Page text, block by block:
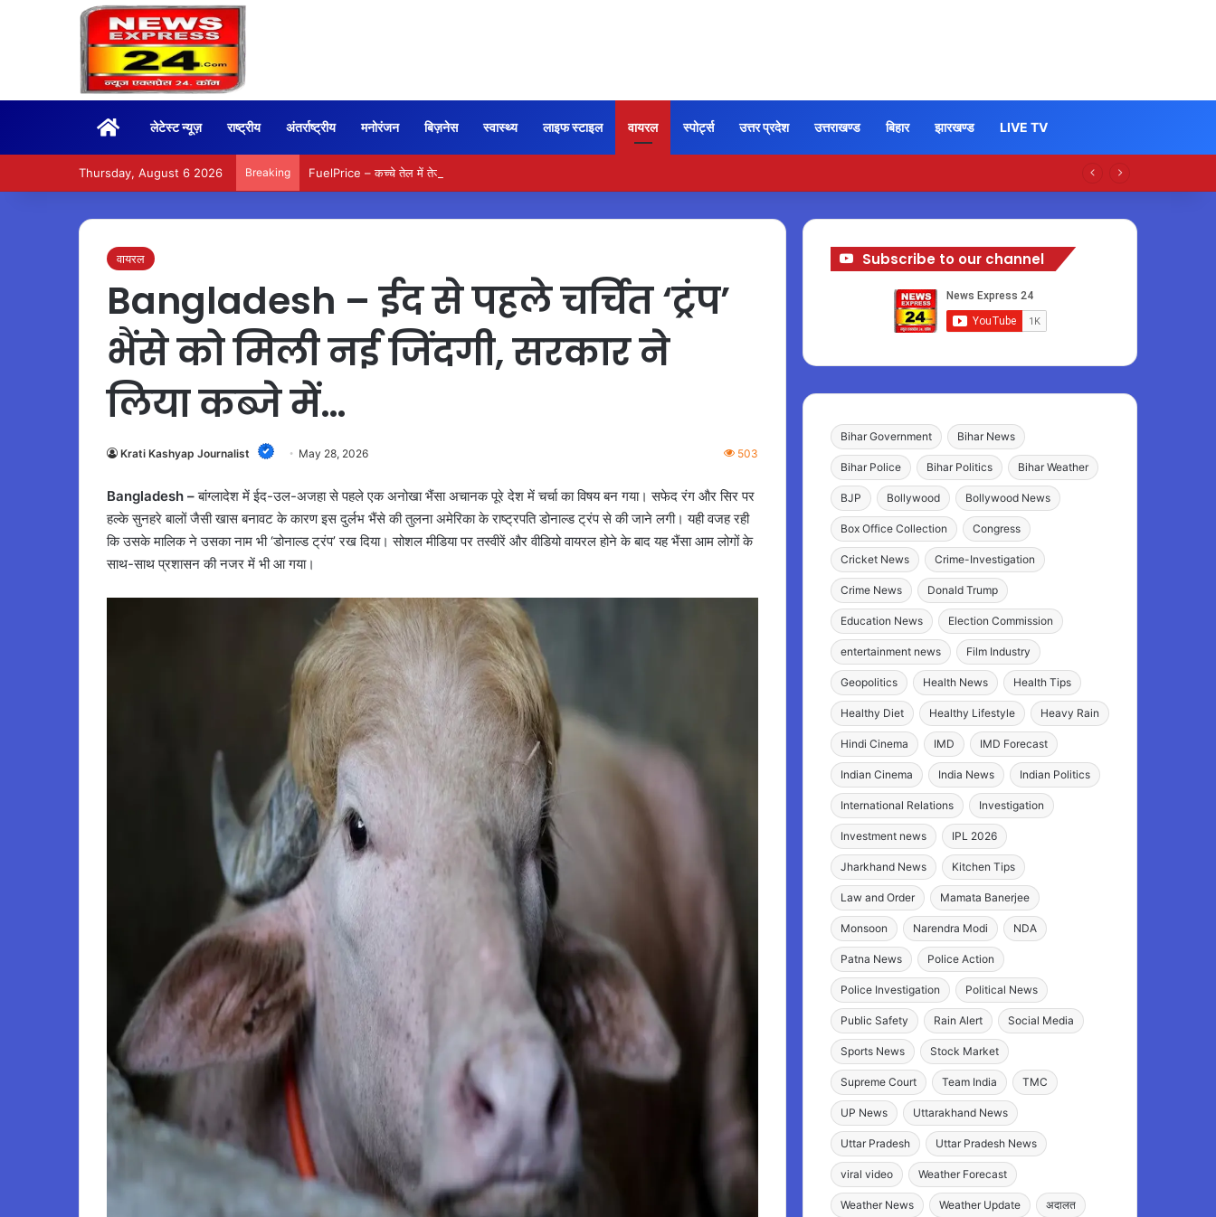
Homeलेटेस्ट न्यूज़ राष्ट्रीय अंतर्राष्ट्रीय मनोरंजन बिज़नेस स्वास्थ्य लाइफ स्टाइल वायरल स्पोर्ट्स उत्तर प्रदेश उत्तराखण्ड बिहार झारखण्ड LIVE TV
Thursday, August 6 2026 Breaking FuelPrice – कच्चे तेल में तेजी के बीच LPG, CNG और ईंधन दरों पर टिकी नजर
वायरल
Bangladesh – ईद से पहले चर्चित ‘ट्रंप’
भैंसे को मिली नई जिंदगी, सरकार ने
लिया कब्जे में…
Krati Kashyap Journalist May 28, 2026 503
Bangladesh –बांग्लादेश में ईद-उल-अजहा से पहले एक अनोखा भैंसा अचानक पूरे देश में चर्चा का विषय बन गया। सफेद रंग और सिर पर
हल्के सुनहरे बालों जैसी खास बनावट के कारण इस दुर्लभ भैंसे की तुलना अमेरिका के राष्ट्रपति डोनाल्ड ट्रंप से की जाने लगी। यही वजह रही
कि उसके मालिक ने उसका नाम भी ‘डोनाल्ड ट्रंप’ रख दिया। सोशल मीडिया पर तस्वीरें और वीडियो वायरल होने के बाद यह भैंसा आम लोगों के
साथ-साथ प्रशासन की नजर में भी आ गया।
Subscribe to our channel
Bihar Government Bihar News
Bihar Police Bihar Politics Bihar Weather
BJP Bollywood Bollywood News
Box Office Collection Congress
Cricket News Crime-Investigation
Crime News Donald Trump
Education News Election Commission
entertainment news Film Industry
Geopolitics Health News Health Tips
Healthy Diet Healthy Lifestyle Heavy Rain
Hindi Cinema IMD IMD Forecast
Indian Cinema India News Indian Politics
International Relations Investigation
Investment news IPL 2026
Jharkhand News Kitchen Tips
Law and Order Mamata Banerjee
Monsoon Narendra Modi NDA
Patna News Police Action
Police Investigation Political News
Public Safety Rain Alert Social Media
Sports News Stock Market
Supreme Court Team India TMC
UP News Uttarakhand News
Uttar Pradesh Uttar Pradesh News
viral video Weather Forecast
Weather News Weather Update अदालत